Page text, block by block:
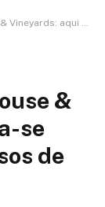
aos dias vagarosos de verão
&
se
de